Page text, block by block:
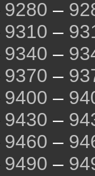
9280 –
9310 –
9340 –
9370 –
9400 –
9430 –
9460 –
9490 –